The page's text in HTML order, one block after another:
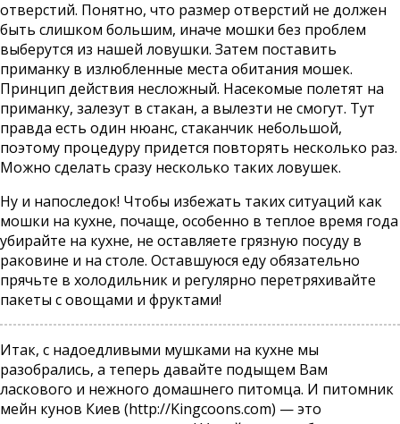
отверстий. Понятно, что размер отверстий не должен
быть слишком большим, иначе мошки без проблем
выберутся из нашей ловушки. Затем поставить
приманку в излюбленные места обитания мошек.
Принцип действия несложный. Насекомые полетят на
приманку, залезут в стакан, а вылезти не смогут. Тут
правда есть один нюанс, стаканчик небольшой,
поэтому процедуру придется повторять несколько раз.
Можно сделать сразу несколько таких ловушек.
Ну и напоследок! Чтобы избежать таких ситуаций как
мошки на кухне, почаще, особенно в теплое время года
убирайте на кухне, не оставляете грязную посуду в
раковине и на столе. Оставшуюся еду обязательно
прячьте в холодильник и регулярно перетряхивайте
пакеты с овощами и фруктами!
Итак, с надоедливыми мушками на кухне мы
разобрались, а теперь давайте подыщем Вам
ласкового и нежного домашнего питомца. И питомник
мейн кунов Киев (http://Kingcoons.com) — это